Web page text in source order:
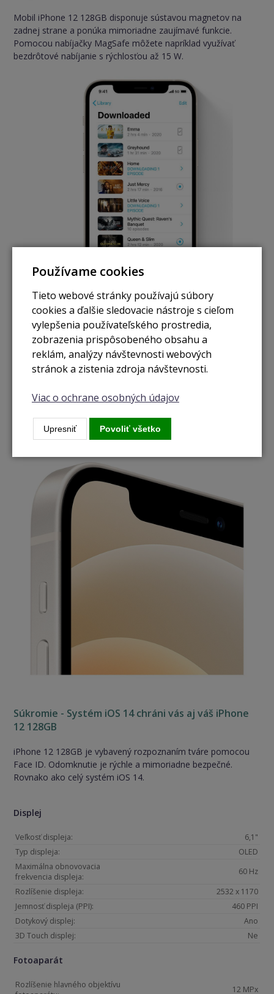
Displej
Veľkosť displeja:
6,1"
Typ displeja:
OLED
Maximálna obnovovacia
frekvencia displeja:
60 Hz
Rozlíšenie displeja:
2532 x 1170
Jemnosť displeja (PPI):
460 PPI
Dotykový displej:
Ano
3D Touch displej:
Ne
Fotoaparát
Rozlíšenie hlavného objektívu
12 MPx
Mobil iPhone 12 128GB disponuje sústavou magnetov na
zadnej strane a ponúka mimoriadne zaujímavé funkcie.
Pomocou nabíjačky MagSafe môžete napríklad využívať
bezdrôtové nabíjanie s rýchlosťou až 15 W.
5G - Mobilná sieť rýchlejšia ako Wi-Fi
Veľkou revolúciou je integrovaná podpora 5G, pre ktorú Apple
tomu má technológiu úplne pod kontrolou. Zaujímavosťou je
vhodnými sieťami.
Súkromie - Systém iOS 14 chráni vás aj váš iPhone
12 128GB
iPhone 12 128GB je vybavený rozpoznaním tváre pomocou
Face ID. Odomknutie je rýchle a mimoriadne bezpečné.
Rovnako ako celý systém iOS 14.
Používame cookies
Tieto webové stránky používajú súbory
cookies a ďalšie sledovacie nástroje s cieľom
vylepšenia používateľského prostredia,
zobrazenia prispôsobeného obsahu a
reklám, analýzy návštevnosti webových
stránok a zistenia zdroja návštevnosti.
Viac o ochrane osobných údajov
Upresniť Povoliť všetko